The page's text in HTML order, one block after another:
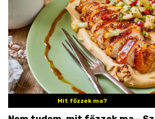
Mit főzzek ma?